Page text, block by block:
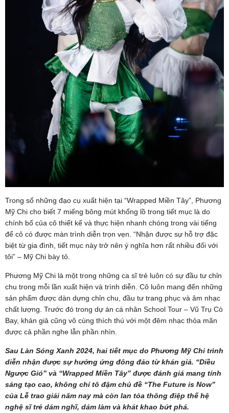
Trong số những đạo cụ xuất hiện tại “Wrapped Miền Tây”, Phương
Mỹ Chi cho biết 7 miếng bông mút khổng lồ trong tiết mục là do
chính bố của cô thiết kế và thực hiện nhanh chóng trong vài tiếng
để cô có được màn trình diễn trọn vẹn. “Nhận được sự hỗ trợ đặc
biệt từ gia đình, tiết mục này trở nên ý nghĩa hơn rất nhiều đối với
tôi” – Mỹ Chi bày tỏ.
Phương Mỹ Chi là một trong những ca sĩ trẻ luôn có sự đầu tư chỉn
chu trong mỗi lần xuất hiện và trình diễn. Cô luôn mang đến những
sản phẩm được dàn dựng chỉn chu, đầu tư trang phục và âm nhạc
chất lượng. Trước đó trong dự án cá nhân School Tour – Vũ Trụ Cò
Bay, khán giả cũng vô cùng thích thú với một đêm nhạc thỏa mãn
được cả phần nghe lẫn phần nhìn.
Sau Làn Sóng Xanh 2024, hai tiết mục do Phương Mỹ Chi trình
diễn nhận được sự hưởng ứng đông đảo từ khán giả. “Diều
Ngược Gió” và “Wrapped Miền Tây” được đánh giá mang tính
sáng tạo cao, không chỉ tô đậm chủ đề “The Future is Now”
của Lễ trao giải năm nay mà còn lan tỏa thông điệp thế hệ
nghệ sĩ trẻ dám nghĩ, dám làm và khát khao bứt phá.